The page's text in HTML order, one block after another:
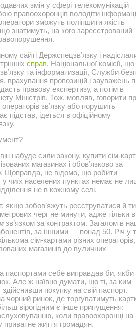
змін у сфері телекомунікацій
правоохоронців володіти
зможуть поліпшити якість
знатимуть, на кого зареєстрований
сайті Держспецзв’язку і
справ, Національної комісії, що
та інформатизації, Служби
врахування пропозицій і зауважень
правову експертизу, а потім в
Міністрів. Тож, мовляв, говорити
зв’язку або порушить
підстав, ідеться в офіційному
набуде сили закону, купити сім-
магазинах і обов’язково за
Щоправда, не відомо, що робити
у чиїх населених пунктах немає не
не в кожному селі.
якщо зобов’яжуть реєструватися й
черг не минути, адже тільки
зв’язком за контрактом. Загалом в
за іншими — понад 50. Річ у
сім-картами різних операторів,
магазинів до вуличних
паспортами себе виправдав би, якби
Але ж наївно думати, що ті, за ким
здійснивши покупку на свій паспорт.
чорний ринок, де торгуватимуть
вірогідним є інше припущення:
коли правоохоронці на
приватне життя громадян.